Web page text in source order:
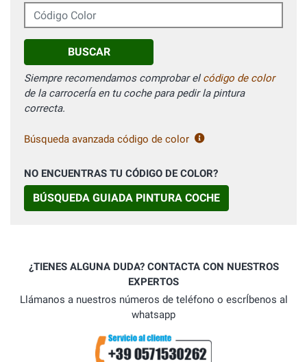
Código Color
BUSCAR
Siempre recomendamos comprobar elcódigo de color
de la carrocerÍa en tu coche para pedir la pintura
correcta.
Búsqueda avanzada código de color
NO ENCUENTRAS TU CÓDIGO DE COLOR?
BÚSQUEDA GUIADA PINTURA COCHE
¿TIENES ALGUNA DUDA? CONTACTA CON NUESTROS
EXPERTOS
Llámanos a nuestros números de teléfono o escrÍbenos al
whatsapp